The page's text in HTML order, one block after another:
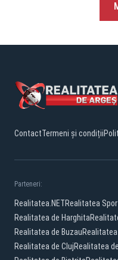
ContactTermeni și condiții
Parteneri:
Realitatea.NETRealitatea
Realitatea de Harghita
Realitatea de Buzau
Realitatea de ClujRealitatea